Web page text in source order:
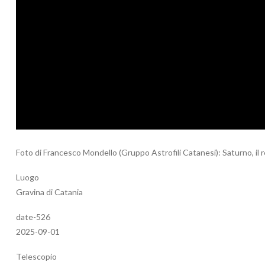
Foto di Francesco Mondello (Gruppo Astrofili Catanesi): Saturno, il
Luogo
Gravina di Catania
date-526
2025-09-01
Telescopio